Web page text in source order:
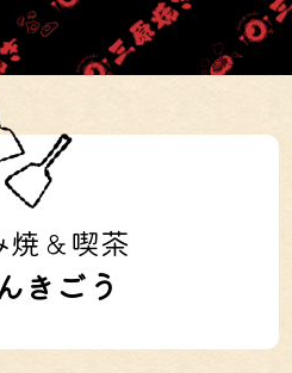
焼＆喫茶
きごう